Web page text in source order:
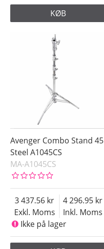
KØB
Avenger Combo Stand 45
Steel A1045CS
MA-A1045CS
Exkl. Moms
3 437.56
Inkl. Moms
4 296.95
Ikke på lager